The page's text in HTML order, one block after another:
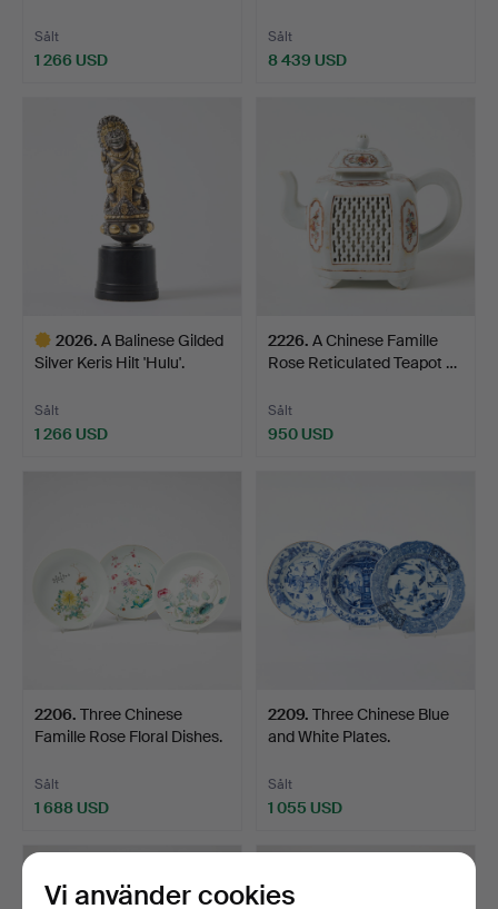
Sålt
1 266 USD
Sålt
8 439 USD
2026. A Balinese Gilded
Silver Keris Hilt 'Hulu'.
Sålt
1 266 USD
2226. A Chinese Famille
Rose Reticulated Teapot …
Sålt
950 USD
2206. Three Chinese
Famille Rose Floral Dishes.
Sålt
1 688 USD
2209. Three Chinese Blue
and White Plates.
Sålt
1 055 USD
Vi använder cookies